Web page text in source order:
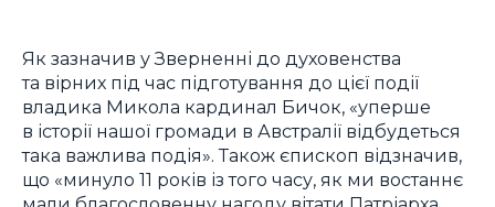
Як зазначив у Зверненні до духовенства
та вірних під час підготування до цієї події
владика Микола кардинал Бичок, «уперше
в історії нашої громади в Австралії відбудеться
така важлива подія». Також єпископ відзначив,
що «минуло 11 років із того часу, як ми востаннє